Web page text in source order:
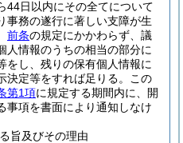
44日以内にその全てについて
事務の遂行に著しい支障が生
前条の規定にかかわらず、議
人情報のうちの相当の部分に
をし、残りの保有個人情報に
定等をすれば足りる。
この
第1項に規定する期間内に、開
事項を書面により通知しなけ
旨及びその理由